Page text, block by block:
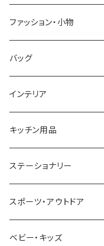
GRANDEUR
COGU
GAGA MILANO
CACTUS
TIMEX
NIXON
AVALANCHE
LACOSTE
DIESEL
MICHAEL KORS
NO BRAND
DUCT
TRANSNUMBER
SAAMA HOMME
ARNOLD PALMER
MICHAEL KORS
DIESEL
ALV
GUCCI
TIFFANY&CO
FOLLI FOLLIE
POLICE
PAUL HEWITT
22designstudio
BOTTEGA VENETA
ファッション・小物
DAKS
栃木レザー
NIKE
DUNHILL
NEWYORKER
OROBIANCO
バッグ
MANHATTAN PORTAGE
United HOMME
RODANIA
BEAMZSQUARE
BLAZER CLUB
インテリア
CRYSTOCRAFT
SEIKO
CITIZEN
BRAUN
キッチン用品
I'mD
Helios
VALENTINO VISCANI
ステーショナリー
LAMY
WATERMAN
スポーツ・アウトドア
Trangia
ベビー・キッズ